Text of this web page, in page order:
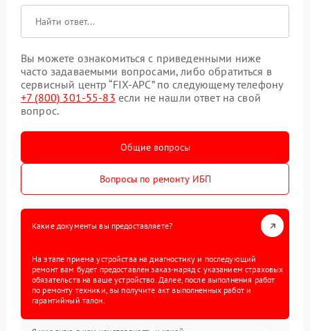
Вы можете ознакомиться с приведенными ниже
часто задаваемыми вопросами, либо обратиться в
сервисный центр “FIX-APC” по следующему телефону
+7 (800) 301-55-83 если не нашли ответ на свой
вопрос.
Общие вопросы
Вопросы по ремонту ИБП
Какие документы вы предоставляете?
На этапе приема устройства на диагностику и последующий
ремонт вам будет предоставлен заказ-наряд с указанием страховых
обязательств на ваше устройство. Далее, после выполнения работ
по ремонту техники, вы получите акт выполненных работ и
гарантийный талон.